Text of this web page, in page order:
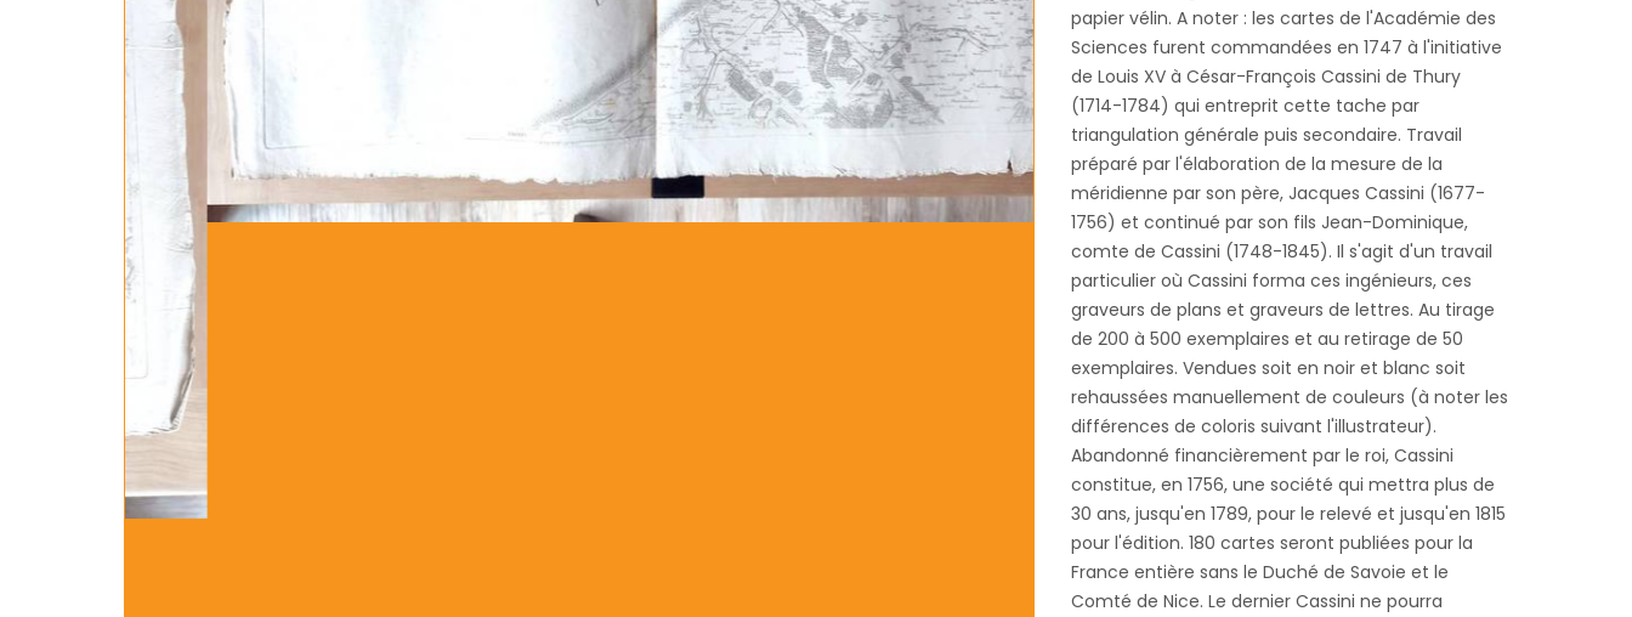
papier vélin. A noter : les cartes de l'Académie des
Sciences furent commandées en 1747 à l'initiative
de Louis XV à César-François Cassini de Thury
(1714-1784) qui entreprit cette tache par
triangulation générale puis secondaire. Travail
préparé par l'élaboration de la mesure de la
méridienne par son père, Jacques Cassini (1677-
1756) et continué par son fils Jean-Dominique,
comte de Cassini (1748-1845). Il s'agit d'un travail
particulier où Cassini forma ces ingénieurs, ces
graveurs de plans et graveurs de lettres. Au tirage
de 200 à 500 exemplaires et au retirage de 50
exemplaires. Vendues soit en noir et blanc soit
rehaussées manuellement de couleurs (à noter les
différences de coloris suivant l'illustrateur).
Abandonné financièrement par le roi, Cassini
constitue, en 1756, une société qui mettra plus de
30 ans, jusqu'en 1789, pour le relevé et jusqu'en 1815
pour l'édition. 180 cartes seront publiées pour la
France entière sans le Duché de Savoie et le
Comté de Nice. Le dernier Cassini ne pourra